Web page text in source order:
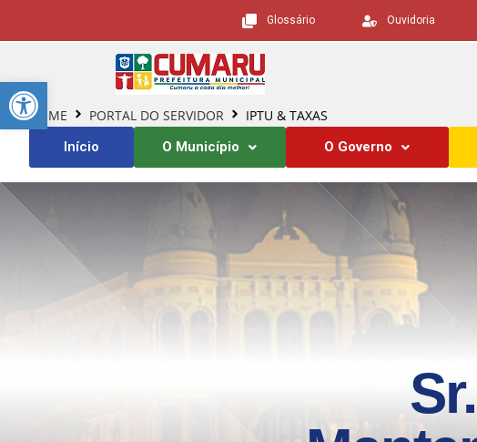
Barra de Ferramentas Aberta
Glossário Ouvidoria
HOME PORTAL DO SERVIDOR IPTU & TAXAS
Início O Município O Governo